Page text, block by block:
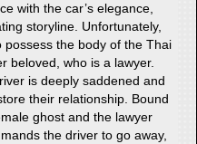
with the car’s elegance,
storyline. Unfortunately,
the body of the Thai
beloved, who is a lawyer.
is deeply saddened and
their relationship. Bound
ghost and the lawyer
the driver to go away,